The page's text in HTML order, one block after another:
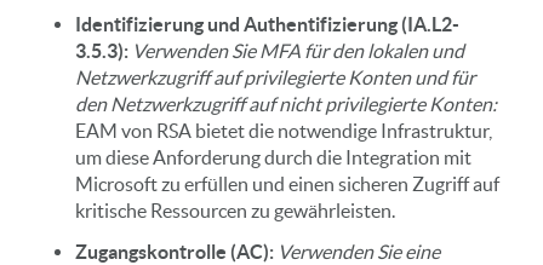
Identifizierung und Authentifizierung (IA.L2-
3.5.3): Verwenden Sie MFA für den lokalen und
Netzwerkzugriff auf privilegierte Konten und für
den Netzwerkzugriff auf nicht privilegierte Konten:
EAM von RSA bietet die notwendige Infrastruktur,
um diese Anforderung durch die Integration mit
Microsoft zu erfüllen und einen sicheren Zugriff auf
kritische Ressourcen zu gewährleisten.
Zugangskontrolle (AC): Verwenden Sie eine